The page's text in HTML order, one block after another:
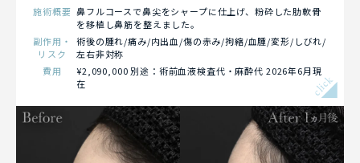
施術概要 鼻フルコースで鼻尖をシャープに仕上げ、粉砕した肋軟骨
を移植し鼻筋を整えました。
副作用・
リスク
術後の腫れ/痛み/内出血/傷の赤み/拘縮/血腫/変形/しびれ/
左右非対称
費用
¥2,090,000 別途：術前血液検査代・麻酔代 2026年6月現
在
click